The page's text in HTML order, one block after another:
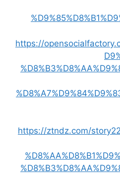
https://
https://ztndz.com/